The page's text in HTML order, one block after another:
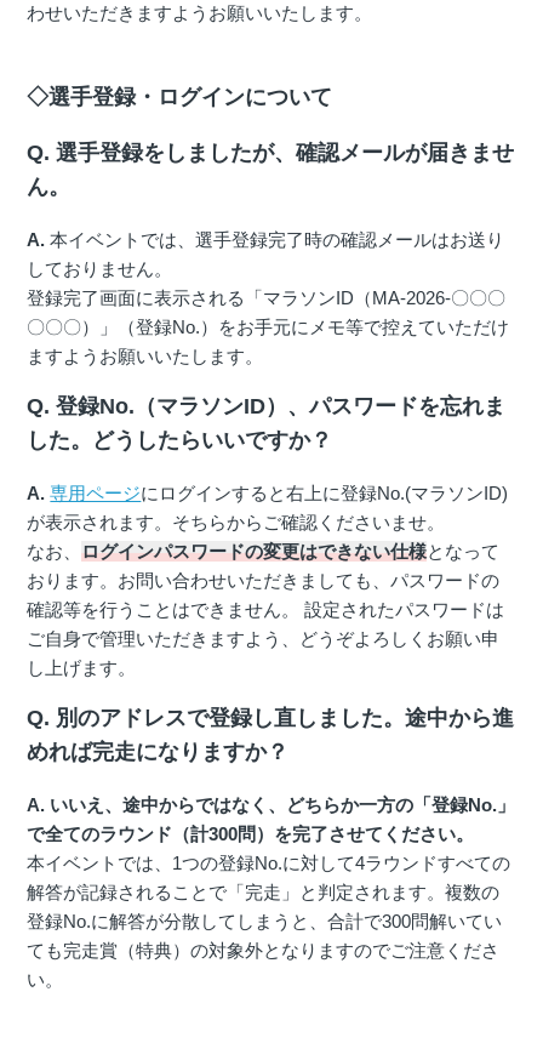
わせいただきますようお願いいたします。
◇選手登録・ログインについて
Q. 選手登録をしましたが、確認メールが届きませ
ん。
A. 本イベントでは、選手登録完了時の確認メールはお送り
しておりません。
登録完了画面に表示される「マラソンID（MA-2026-〇〇〇
〇〇〇）」（登録No.）をお手元にメモ等で控えていただけ
ますようお願いいたします。
Q. 登録No.（マラソンID）、パスワードを忘れま
した。どうしたらいいですか？
A. 専用ページにログインすると右上に登録No.(マラソンID)
が表示されます。そちらからご確認くださいませ。
なお、 ログインパスワードの変更はできない仕様となって
おります。お問い合わせいただきましても、パスワードの
確認等を行うことはできません。 設定されたパスワードは
ご自身で管理いただきますよう、どうぞよろしくお願い申
し上げます。
Q. 別のアドレスで登録し直しました。途中から進
めれば完走になりますか？
A. いいえ、途中からではなく、どちらか一方の「登録No.」
で全てのラウンド（計300問）を完了させてください。
本イベントでは、1つの登録No.に対して4ラウンドすべての
解答が記録されることで「完走」と判定されます。複数の
登録No.に解答が分散してしまうと、合計で300問解いてい
ても完走賞（特典）の対象外となりますのでご注意くださ
い。